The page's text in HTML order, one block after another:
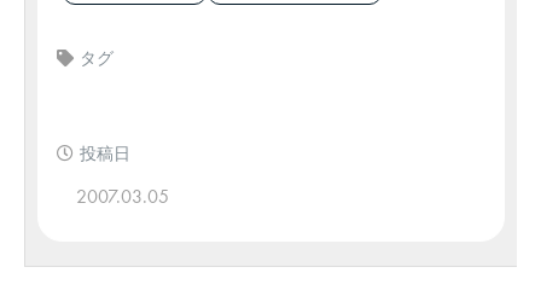
タグ
投稿日
2007.03.05